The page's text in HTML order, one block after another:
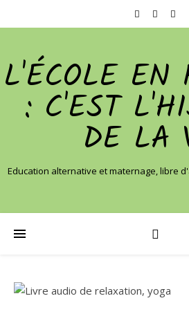
L'ÉCOLE EN
: C'EST
DE LA
Education alternative et maternage, libre